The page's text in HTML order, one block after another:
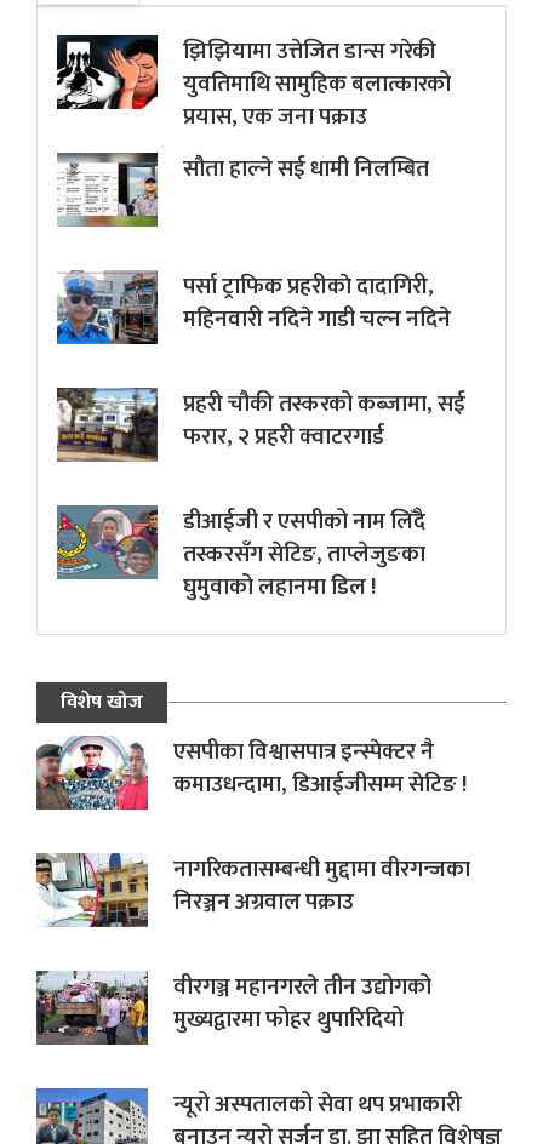
झिझियामा उत्तेजित डान्स गरेकी
युवतिमाथि सामुहिक बलात्कारको
प्रयास, एक जना पक्राउ
सौता हाल्ने सई धामी निलम्बित
पर्सा ट्राफिक प्रहरीकाे दादागिरी,
महिनवारी नदिने गाडी चल्न नदिने
प्रहरी चौकी तस्करको कब्जामा, सई
फरार, २ प्रहरी क्वाटरगार्ड
डीआईजी र एसपीको नाम लिँदै
तस्करसँग सेटिङ, ताप्लेजुङका
घुमुवाको लहानमा डिल !
विशेष खोज
एसपीका विश्वासपात्र इन्स्पेक्टर नै
कमाउधन्दामा, डिआईजीसम्म सेटिङ !
नागरिकतासम्बन्धी मुद्दामा वीरगन्जका
निरञ्जन अग्रवाल पक्राउ
वीरगञ्ज महानगरले तीन उद्योगको
मुख्यद्वारमा फोहर थुपारिदियो
न्यूरो अस्पतालको सेवा थप प्रभाकारी